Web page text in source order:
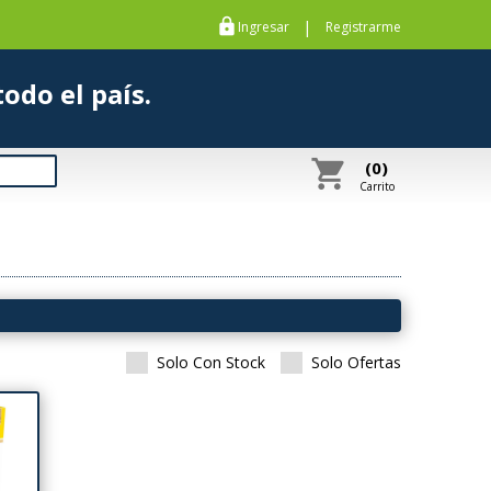
https Ingresar | Registrarme
a todo el país.
shopping_cart (0)
Carrito
Solo Con Stock Solo Ofertas